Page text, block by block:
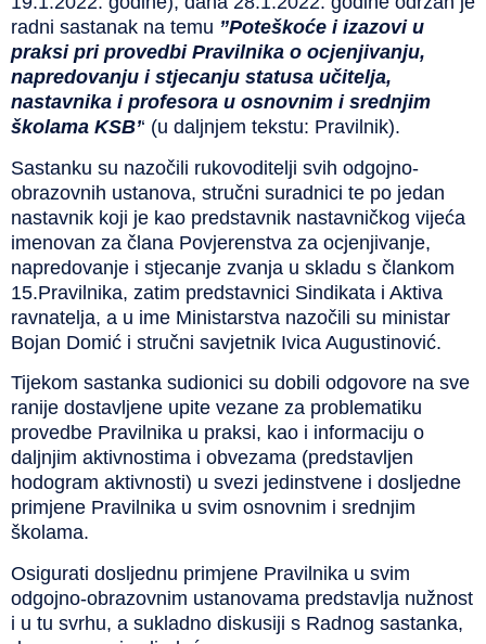
radni sastanak na temu ”Poteškoće i izazovi u
praksi pri provedbi Pravilnika o ocjenjivanju,
napredovanju i stjecanju statusa učitelja,
nastavnika i profesora u osnovnim i srednjim
školama KSB’‘ (u daljnjem tekstu: Pravilnik).
Sastanku su nazočili rukovoditelji svih odgojno-
obrazovnih ustanova, stručni suradnici te po jedan
nastavnik koji je kao predstavnik nastavničkog vijeća
imenovan za člana Povjerenstva za ocjenjivanje,
napredovanje i stjecanje zvanja u skladu s člankom
15.Pravilnika, zatim predstavnici Sindikata i Aktiva
ravnatelja, a u ime Ministarstva nazočili su ministar
Bojan Domić i stručni savjetnik Ivica Augustinović.
Tijekom sastanka sudionici su dobili odgovore na sve
ranije dostavljene upite vezane za problematiku
provedbe Pravilnika u praksi, kao i informaciju o
daljnjim aktivnostima i obvezama (predstavljen
hodogram aktivnosti) u svezi jedinstvene i dosljedne
primjene Pravilnika u svim osnovnim i srednjim
školama.
Osigurati dosljednu primjene Pravilnika u svim
odgojno-obrazovnim ustanovama predstavlja nužnost
i u tu svrhu, a sukladno diskusiji s Radnog sastanka,